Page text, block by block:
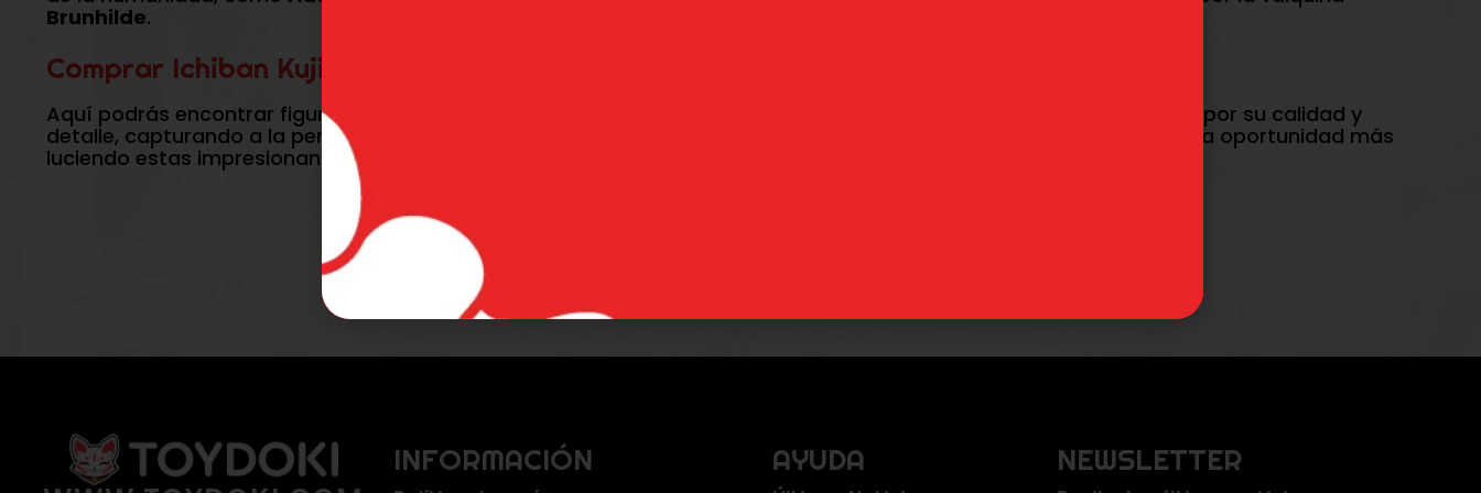
Brunhilde.
Comprar Ichiban Kuji Record of Ragnarok en Toydoki
Aquí podrás encontrar figuras
, nuestras figuras de Record of Ragnarok destacan por su calidad y
detalle, capturando a la perfección la esencia de tus personajes favoritos. Demuestra que la humanidad merece una oportunidad más
luciendo estas impresionantes figuras en tu colección.
INFORMACIÓN AYUDA NEWSLETTER